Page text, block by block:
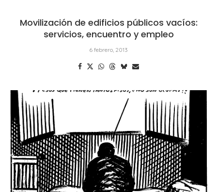
Movilización de edificios públicos vacíos:
servicios, encuentro y empleo
6 febrero, 2013